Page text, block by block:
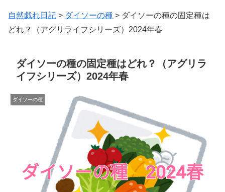
自然戯れ日記 > ダイソーの種 > ダイソーの種の固定種は
どれ？（アグリライフシリーズ）2024年春
ダイソーの種の固定種はどれ？（アグリラ
イフシリーズ）2024年春
ダイソーの種